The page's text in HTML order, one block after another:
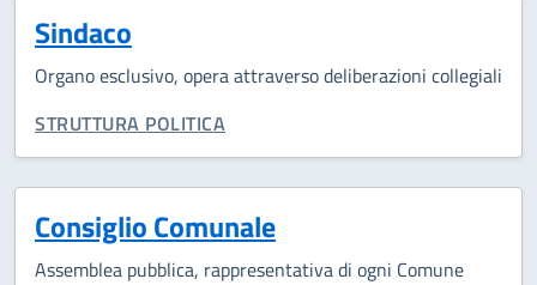
Sindaco
Organo esclusivo, opera attraverso deliberazioni collegiali
CATEGORIA CORRELATA:
STRUTTURA POLITICA
Consiglio Comunale
Assemblea pubblica, rappresentativa di ogni Comune